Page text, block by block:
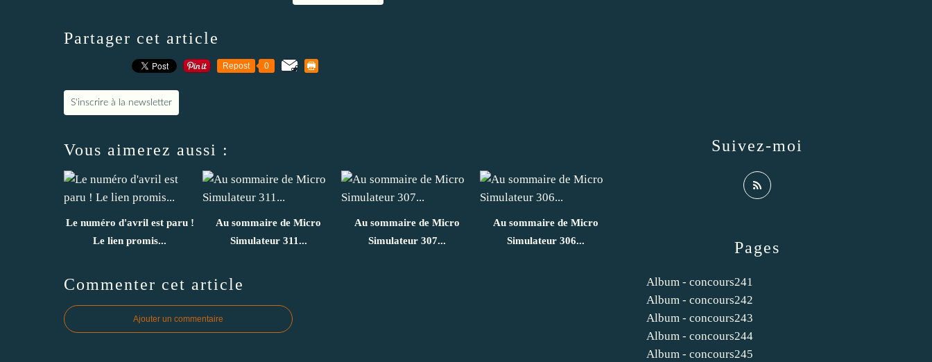
Partager cet article
Repost 0
S'inscrire à la newsletter
Vous aimerez aussi :
Le numéro d'avril est paru !
Le lien promis...
Au sommaire de Micro
Simulateur 311...
Au sommaire de Micro
Simulateur 307...
Au sommaire de Micro
Simulateur 306...
Commenter cet article
Ajouter un commentaire
Pages
Album - concours241
Album - concours242
Album - concours243
Album - concours244
Album - concours245
Suivez-moi